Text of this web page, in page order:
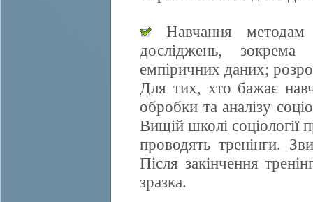
Навчання методам
досліджень, зокрема
емпіричних даних;
Для тих, хто бажає
обробки та аналізу
Вищій школі соціології
проводять тренінги.
Після закінчення
зразка.